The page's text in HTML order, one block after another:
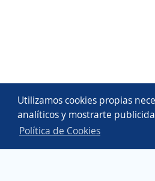
Utilizamos cookies propias
analíticos y mostrarte
Política de Cookies